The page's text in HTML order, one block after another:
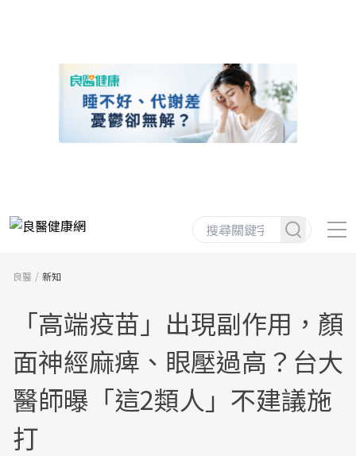
良醫 新知
「高端疫苗」出現副作用，顏
面神經麻痺、眼壓過高？台大
醫師曝「這2類人」不建議施
打